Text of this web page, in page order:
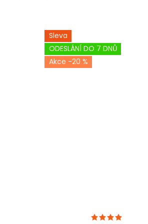
Sleva
ODESLÁNÍ DO 7 DNŮ
-20 %